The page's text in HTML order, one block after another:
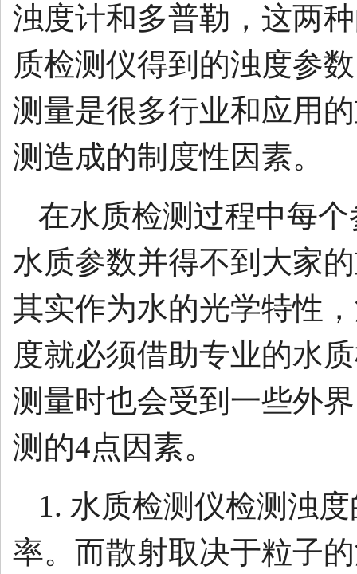
浊度计和多普勒，这两
质检测仪得到的浊度参
测量是很多行业和应用
测造成的制度性因素。
在水质检测过程中每
水质参数并得不到大家
其实作为水的光学特性
度就必须借助专业的水
测量时也会受到一些外
测的4点因素。
1. 水质检测仪检测浊
率。而散射取决于粒子